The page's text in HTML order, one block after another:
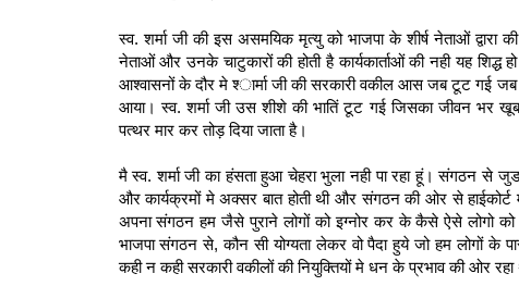
स्‍व. शर्मा जी की इस असमयिक मृत्‍यु को भाजपा के शीर्ष नेताओं द्वारा
नेताओं और उनके चाटुकारों की होती है कार्यकार्ताओं की नही यह
आश्‍वासनों के दौर मे श्‍ार्मा जी की सरकारी वकील आस जब टूट गई
आया। स्‍व. शर्मा जी उस शीशे की भातिं टूट गई जिसका जीवन भर खूब
पत्‍थर मार कर तोड़ दिया जाता है।
मै स्‍व. शर्मा जी का हंसता हुआ चेहरा भुला नही पा रहा हूं। संगठन से
और कार्यक्रमों मे अक्‍सर बात होती थी और संगठन की ओर से
अपना संगठन हम जैसे पुराने लोगों को इग्‍नोर कर के कैसे ऐसे लोगो
भाजपा संगठन से, कौन सी योग्‍यता लेकर वो पैदा हुये जो हम लोगों के
कही न कही सरकारी वकीलों की नियुक्तियों मे धन के प्रभाव की ओर रहा